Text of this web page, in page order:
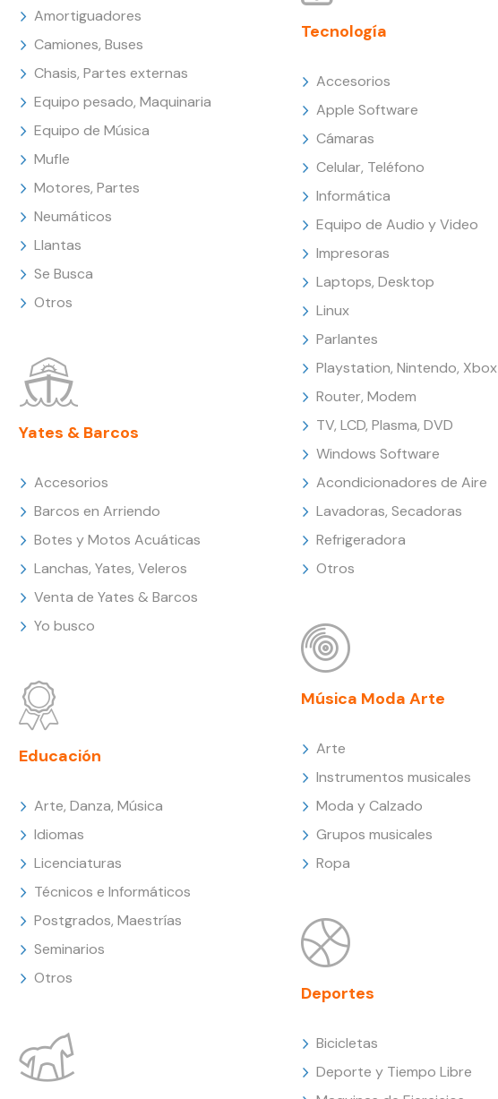
Amortiguadores
Camiones, Buses
Chasis, Partes externas
Equipo pesado, Maquinaria
Equipo de Música
Mufle
Motores, Partes
Neumáticos
Llantas
Se Busca
Otros
Yates & Barcos
Accesorios
Barcos en Arriendo
Botes y Motos Acuáticas
Lanchas, Yates, Veleros
Venta de Yates & Barcos
Yo busco
Educación
Arte, Danza, Música
Idiomas
Licenciaturas
Técnicos e Informáticos
Postgrados, Maestrías
Seminarios
Otros
Tecnología
Accesorios
Apple Software
Cámaras
Celular, Teléfono
Informática
Equipo de Audio y Video
Impresoras
Laptops, Desktop
Linux
Parlantes
Playstation, Nintendo, Xbox
Router, Modem
TV, LCD, Plasma, DVD
Windows Software
Acondicionadores de Aire
Lavadoras, Secadoras
Refrigeradora
Otros
Música Moda Arte
Arte
Instrumentos musicales
Moda y Calzado
Grupos musicales
Ropa
Deportes
Bicicletas
Deporte y Tiempo Libre